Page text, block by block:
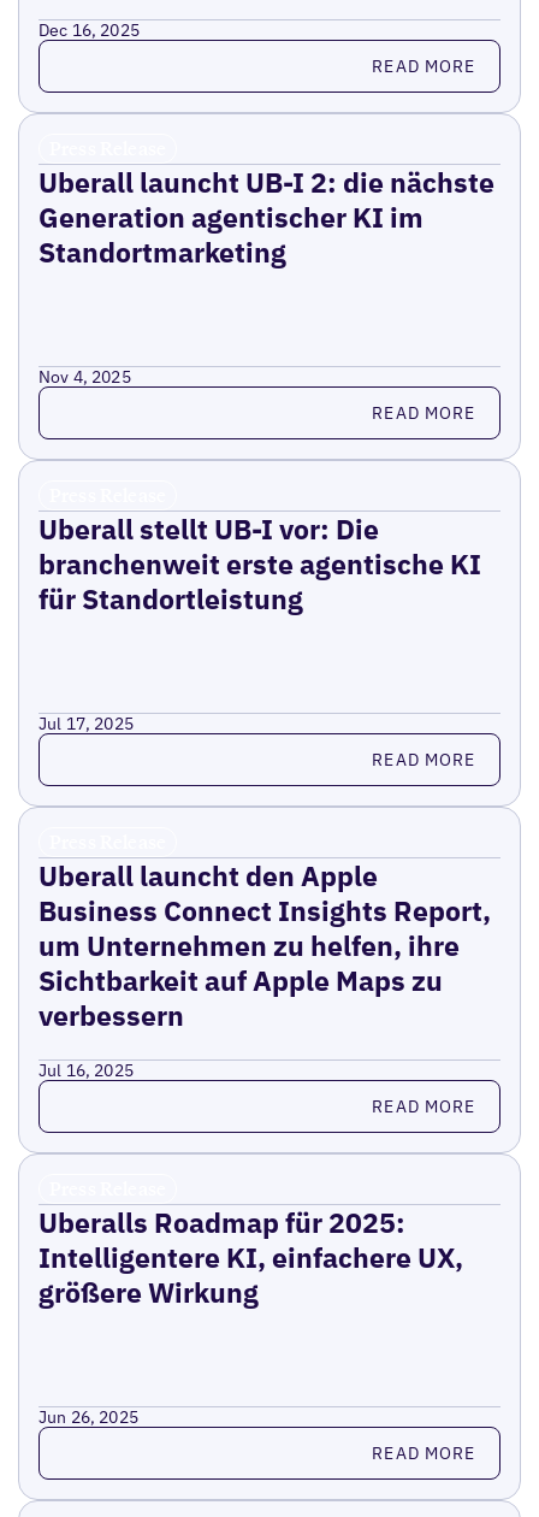
Dec 16, 2025
Read more READ MORE
Uberall launcht UB-I 2: die nächste
Generation agentischer KI im
Standortmarketing
Nov 4, 2025
Read more READ MORE
Uberall stellt UB-I vor: Die
branchenweit erste agentische KI
für Standortleistung
Jul 17, 2025
Read more READ MORE
Uberall launcht den Apple
Business Connect Insights Report,
um Unternehmen zu helfen, ihre
Sichtbarkeit auf Apple Maps zu
verbessern
Jul 16, 2025
Read more READ MORE
Uberalls Roadmap für 2025:
Intelligentere KI, einfachere UX,
größere Wirkung
Jun 26, 2025
Read more READ MORE